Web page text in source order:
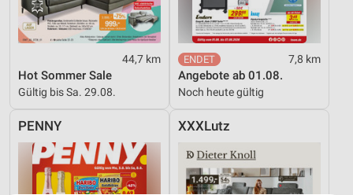
44,7 km
Hot Sommer Sale
Gültig bis Sa. 29.08.
7,8 km
Angebote ab 01.08.
Noch heute gültig
PENNY XXXLutz